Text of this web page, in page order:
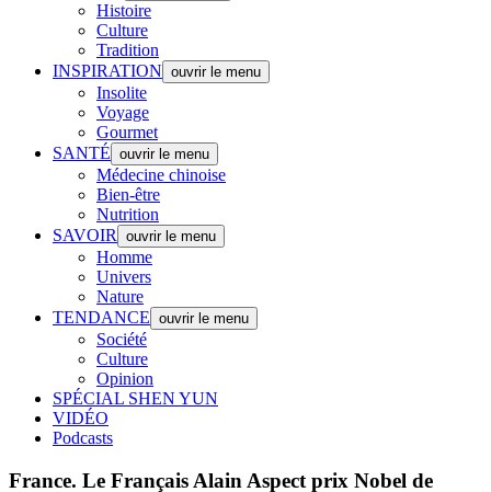
Histoire
Culture
Tradition
INSPIRATION ouvrir le menu
Insolite
Voyage
Gourmet
SANTÉ ouvrir le menu
Médecine chinoise
Bien-être
Nutrition
SAVOIR
ouvrir le menu
Homme
Univers
Nature
TENDANCE ouvrir le menu
Société
Culture
Opinion
SPÉCIAL SHEN YUN
VIDÉO
Podcasts
France. Le Français Alain Aspect prix Nobel de